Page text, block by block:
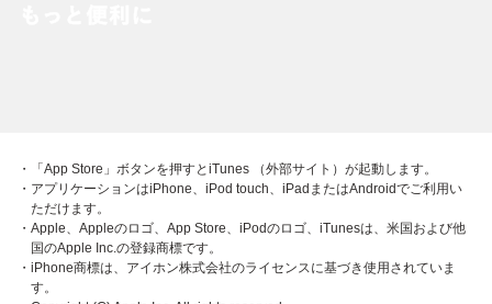
・「App Store」ボタンを押すとiTunes （外部サイト）が起動します。
・アプリケーションはiPhone、iPod touch、iPadまたはAndroidでご利用い
ただけます。
・Apple、Appleのロゴ、App Store、iPodのロゴ、iTunesは、米国および他
国のApple Inc.の登録商標です。
・iPhone商標は、アイホン株式会社のライセンスに基づき使用されていま
す。